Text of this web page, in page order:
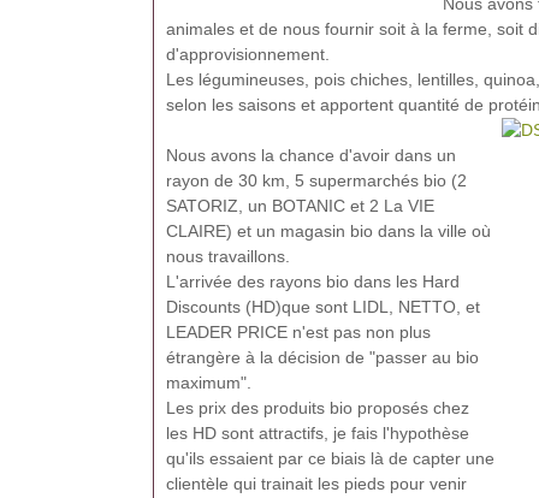
animales et de nous fournir soit à la ferme, soit
d'approvisionnement.
Les légumineuses, pois chiches, lentilles,
selon les saisons et apportent quantité de
Nous avons la chance d'avoir dans un
rayon de 30 km, 5 supermarchés bio (2
SATORIZ, un BOTANIC et 2 La VIE
CLAIRE) et un magasin bio dans la ville où
nous travaillons.
L'arrivée des rayons bio dans les Hard
Discounts (HD)que sont LIDL, NETTO, et
LEADER PRICE n'est pas non plus
étrangère à la décision de "passer au bio
maximum".
Les prix des produits bio proposés chez
les HD sont attractifs, je fais l'hypothèse
qu'ils essaient par ce biais là de capter une
clientèle qui trainait les pieds pour venir